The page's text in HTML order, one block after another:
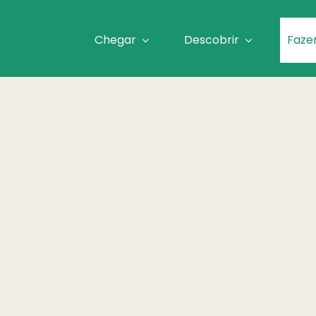
Chegar Descobrir